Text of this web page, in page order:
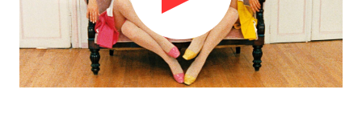
https://youtu.be/poBN4_0UieA